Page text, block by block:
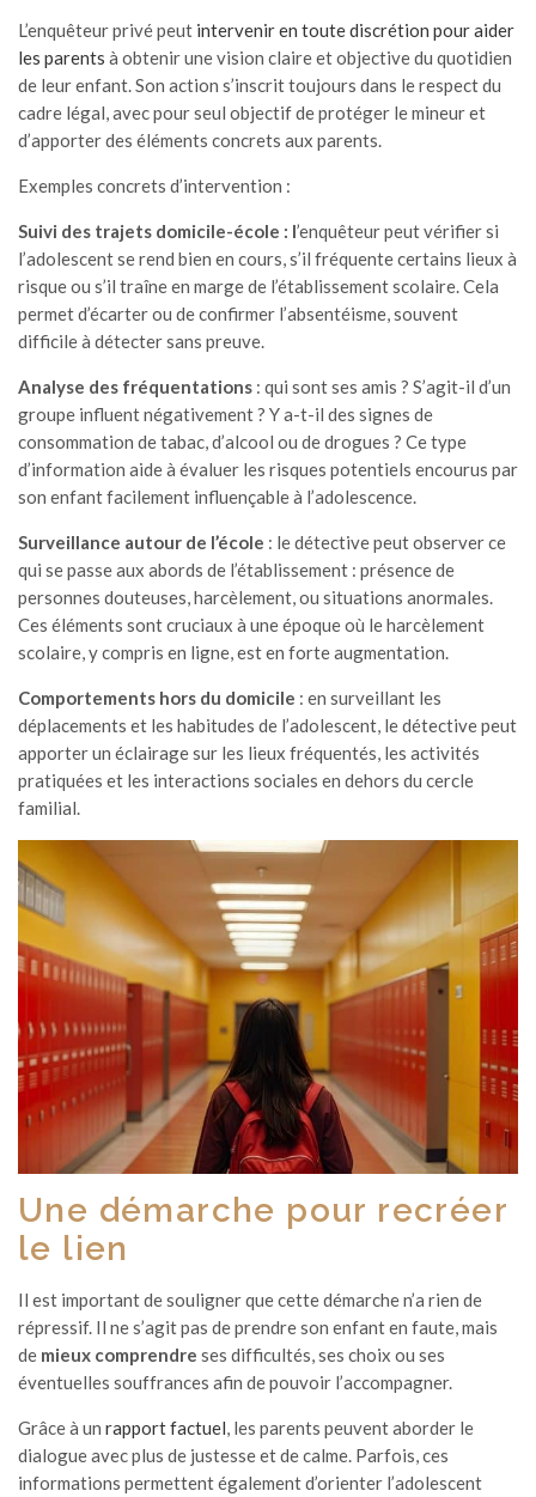
L’enquêteur privé peut intervenir en toute discrétion pour aider
les parents à obtenir une vision claire et objective du quotidien
de leur enfant. Son action s’inscrit toujours dans le respect du
cadre légal, avec pour seul objectif de protéger le mineur et
d’apporter des éléments concrets aux parents.
Exemples concrets d’intervention :
Suivi des trajets domicile-école : l’enquêteur peut vérifier si
l’adolescent se rend bien en cours, s’il fréquente certains lieux à
risque ou s’il traîne en marge de l’établissement scolaire. Cela
permet d’écarter ou de confirmer l’absentéisme, souvent
difficile à détecter sans preuve.
Analyse des fréquentations : qui sont ses amis ? S’agit-il d’un
groupe influent négativement ? Y a-t-il des signes de
consommation de tabac, d’alcool ou de drogues ? Ce type
d’information aide à évaluer les risques potentiels encourus par
son enfant facilement influençable à l’adolescence.
Surveillance autour de l’école : le détective peut observer ce
qui se passe aux abords de l’établissement : présence de
personnes douteuses, harcèlement, ou situations anormales.
Ces éléments sont cruciaux à une époque où le harcèlement
scolaire, y compris en ligne, est en forte augmentation.
Comportements hors du domicile : en surveillant les
déplacements et les habitudes de l’adolescent, le détective peut
apporter un éclairage sur les lieux fréquentés, les activités
pratiquées et les interactions sociales en dehors du cercle
familial.
Une démarche pour recréer
le lien
Il est important de souligner que cette démarche n’a rien de
répressif. Il ne s’agit pas de prendre son enfant en faute, mais
de mieux comprendre ses difficultés, ses choix ou ses
éventuelles souffrances afin de pouvoir l’accompagner.
Grâce à un rapport factuel, les parents peuvent aborder le
dialogue avec plus de justesse et de calme. Parfois, ces
informations permettent également d’orienter l’adolescent